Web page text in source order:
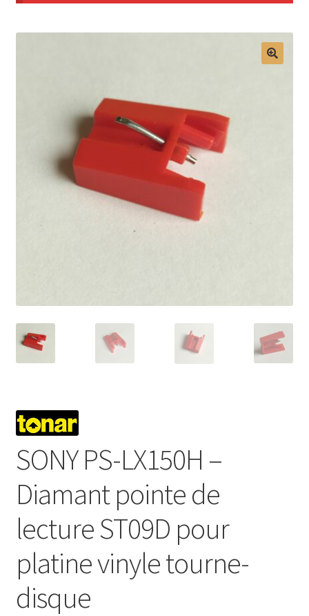
SONY PS-LX150H –
Diamant pointe de
lecture ST09D pour
platine vinyle tourne-
disque